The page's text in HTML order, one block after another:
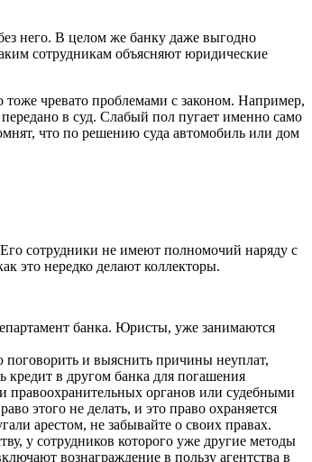
него. В целом же банку даже выгодно
сотрудникам объясняют юридические
тоже чревато проблемами с законом. Например,
в суд. Слабый пол пугает именно само
что по решению суда автомобиль или дом
сотрудники не имеют полномочий наряду с
это нередко делают коллекторы.
банка. Юристы, уже занимаются
и выяснить причины неуплат,
кредит в другом банка для погашения
правоохранительных органов или судебными
этого не делать, и это право охраняется
арестом, не забывайте о своих правах.
у сотрудников которого уже другие методы
вознаграждение в пользу агентства в